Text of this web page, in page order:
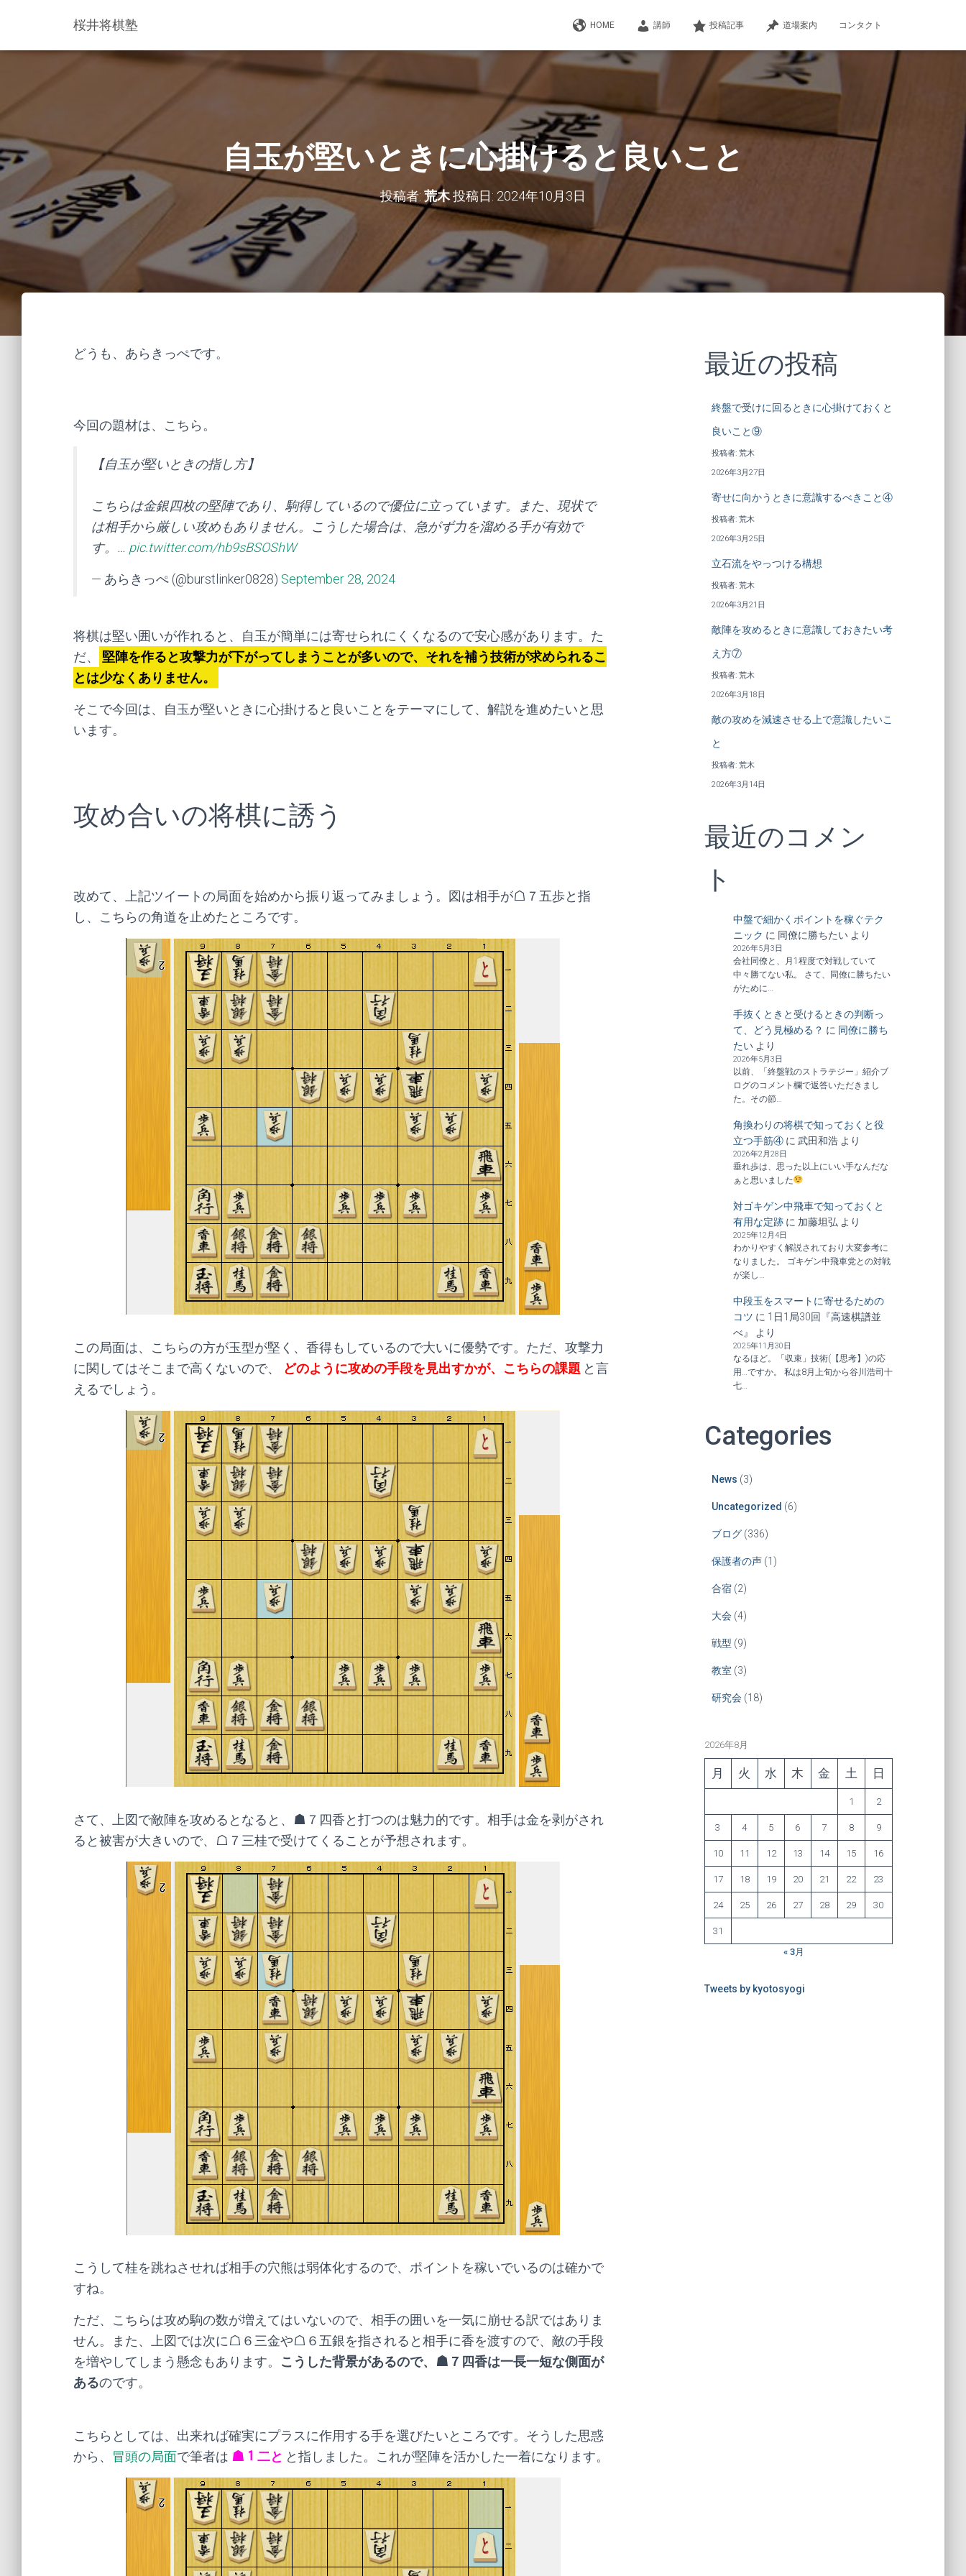
桜井将棋塾 HOME 講師 投稿記事 道場案内 コンタクト
自玉が堅いときに心掛けると良いこと
投稿者: 荒木投稿日: 2024年10月3日
どうも、あらきっぺです。
今回の題材は、こちら。
【自玉が堅いときの指し方】
こちらは金銀四枚の堅陣であり、駒得しているので優位に立っています。また、現状で
は相手から厳しい攻めもありません。こうした場合は、急がず力を溜める手が有効で
す。… pic.twitter.com/hb9sBSOShW
— あらきっぺ (@burstlinker0828) September 28, 2024
将棋は堅い囲いが作れると、自玉が簡単には寄せられにくくなるので安心感があります。た
だ、
堅陣を作ると攻撃力が下がってしまうことが多いので、それを補う技術が求められるこ
とは少なくありません。
そこで今回は、自玉が堅いときに心掛けると良いことをテーマにして、解説を進めたいと思
います。
攻め合いの将棋に誘う
改めて、上記ツイートの局面を始めから振り返ってみましょう。図は相手が☖７五歩と指
し、こちらの角道を止めたところです。
この局面は、こちらの方が玉型が堅く、香得もしているので大いに優勢です。ただ、攻撃力
に関してはそこまで高くないので、
どのように攻めの手段を見出すかが、こちらの課題 と言
えるでしょう。
さて、上図で敵陣を攻めるとなると、☗７四香と打つのは魅力的です。相手は金を剥がされ
ると被害が大きいので、☖７三桂で受けてくることが予想されます。
こうして桂を跳ねさせれば相手の穴熊は弱体化するので、ポイントを稼いでいるのは確かで
すね。
ただ、こちらは攻め駒の数が増えてはいないので、相手の囲いを一気に崩せる訳ではありま
せん。また、上図では次に☖６三金や☖６五銀を指されると相手に香を渡すので、敵の手段
を増やしてしまう懸念もあります。 こうした背景があるので、☗７四香は一長一短な側面が
あるのです。
こちらとしては、出来れば確実にプラスに作用する手を選びたいところです。そうした思惑
から、 冒頭の局面で筆者は ☗１二と と指しました。これが堅陣を活かした一着になります。
最近の投稿
終盤で受けに回るときに心掛けておくと
良いこと⑨
投稿者: 荒木
2026年3月27日
寄せに向かうときに意識するべきこと④
投稿者: 荒木
2026年3月25日
立石流をやっつける構想
投稿者: 荒木
2026年3月21日
敵陣を攻めるときに意識しておきたい考
え方⑦
投稿者: 荒木
2026年3月18日
敵の攻めを減速させる上で意識したいこ
と
投稿者: 荒木
2026年3月14日
最近のコメン
ト
中盤で細かくポイントを稼ぐテク
ニック に 同僚に勝ちたいより
2026年5月3日
会社同僚と、月1程度で対戦していて
中々勝てない私。 さて、同僚に勝ちたい
がために…
手抜くときと受けるときの判断っ
て、どう見極める？ に 同僚に勝ち
たいより
2026年5月3日
以前、「終盤戦のストラテジー」紹介ブ
ログのコメント欄で返答いただきまし
た。その節…
角換わりの将棋で知っておくと役
立つ手筋④に 武田和浩より
2026年2月28日
垂れ歩は、思った以上にいい手なんだな
ぁと思いました
対ゴキゲン中飛車で知っておくと
有用な定跡に 加藤坦弘 より
2025年12月4日
わかりやすく解説されており大変参考に
なりました。 ゴキゲン中飛車党との対戦
が楽し…
中段玉をスマートに寄せるための
コツ に 1日1局30回『高速棋譜並
べ』
より
2025年11月30日
なるほど。「収束」技術(【思考】)の応
用…ですか。 私は8月上旬から谷川浩司十
七…
Categories
News (3)
Uncategorized (6)
ブログ(336)
保護者の声(1)
合宿(2)
大会(4)
戦型 (9)
教室 (3)
研究会(18)
2026年8月
月 火 水 木 金 土 日
1 2
3 4 5 6 7 8 9
10 11 12 13 14 15 16
17 18 19 20 21 22 23
24 25 26 27 28 29 30
31
« 3月
Tweets by kyotosyogi